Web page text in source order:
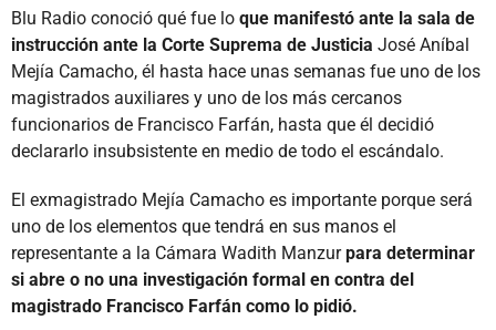
Blu Radio conoció qué fue lo que manifestó ante la sala de
instrucción ante la Corte Suprema de Justicia José Aníbal
Mejía Camacho, él hasta hace unas semanas fue uno de los
magistrados auxiliares y uno de los más cercanos
funcionarios de Francisco Farfán, hasta que él decidió
declararlo insubsistente en medio de todo el escándalo.
El exmagistrado Mejía Camacho es importante porque será
uno de los elementos que tendrá en sus manos el
representante a la Cámara Wadith Manzurpara determinar
si abre o no una investigación formal en contra del
magistrado Francisco Farfán como lo pidió.